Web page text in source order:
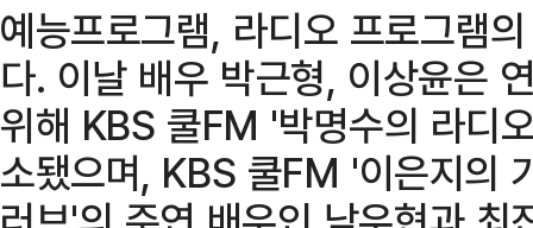
예능프로그램, 라디오 프로그램
다. 이날 배우 박근형, 이상윤은
위해 KBS 쿨FM '박명수의 라디
소됐으며, KBS 쿨FM '이은지의